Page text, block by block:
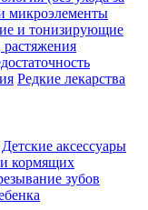
микроэлементы
и тонизирующие
Редкие лекарства
Детские аксессуары
кормящих
зубов